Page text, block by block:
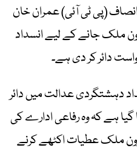
(پی ٹی آئی) عمران خان
ملک جانے کے لیے انسداد
دائر کر دی ہے۔
دہشتگردی عدالت میں دائر
ہے کہ وہ رفاعی ادارے کی
ملک عطیات اکٹھے کرنے